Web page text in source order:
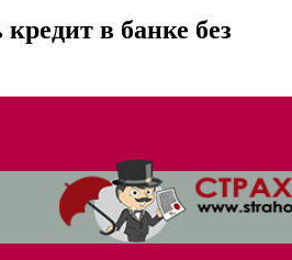
в банке без